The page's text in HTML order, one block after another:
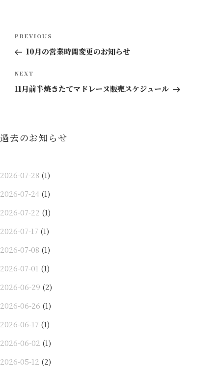
ナ
ビ
ゲ
ン
Previous
Post
PREVIOUS
10月の営業時間変更のお知らせ
Next
Post
NEXT
11月前半焼きたてマドレーヌ販売スケジュール
過去のお知らせ
2026-07-28 (1)
2026-07-24 (1)
2026-07-22 (1)
2026-07-17 (1)
2026-07-08 (1)
2026-07-01 (1)
2026-06-29 (2)
2026-06-26 (1)
2026-06-17 (1)
2026-06-02 (1)
2026-05-12 (2)